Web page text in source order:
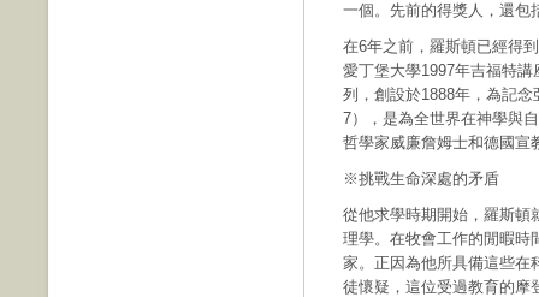
一個。先前的得獎人，還包
在6年之前，羅斯頓已經得
愛丁堡大學1997年吉福特
列，創設於1888年，為記
7），是為全世界在神學與
哲學家威廉詹姆士和德國宣
※挑戰生命深處的矛盾
從他求學時期開始，羅斯頓
理學。在牧會工作的閒暇時
家。正因為他所具備這些在
徒懷疑，這位受過教育的摩